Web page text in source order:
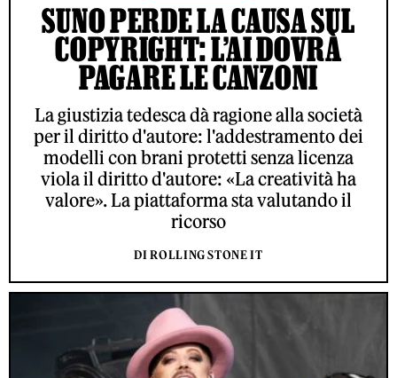
SUNO PERDE LA CAUSA SUL
COPYRIGHT: L’AI DOVRÀ
PAGARE LE CANZONI
La giustizia tedesca dà ragione alla società
per il diritto d'autore: l'addestramento dei
modelli con brani protetti senza licenza
viola il diritto d'autore: «La creatività ha
valore». La piattaforma sta valutando il
ricorso
DI ROLLING STONE IT